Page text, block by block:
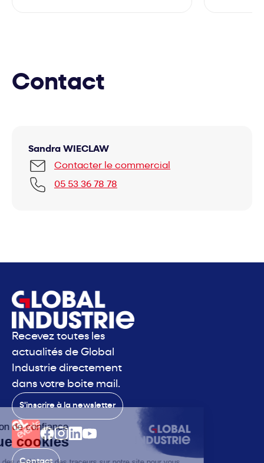
Contact
Sandra WIECLAW
Contacter le commercial
05 53 36 78 78
Recevez toutes les
actualités de Global
Industrie directement
dans votre boite mail.
S'inscrire à la newsletter